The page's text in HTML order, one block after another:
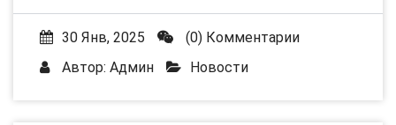
30 Янв, 2025
(0) Комментарии
Автор: Админ Новости